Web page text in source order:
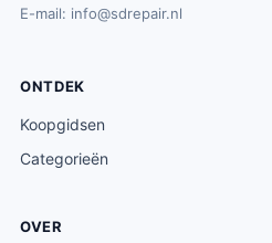
E-mail: info@sdrepair.nl
ONTDEK
Koopgidsen
Categorieën
OVER